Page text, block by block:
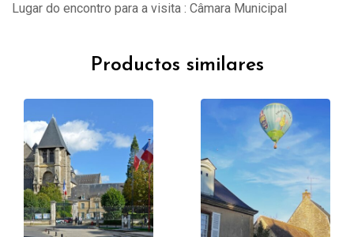
Lugar do encontro para a visita : Câmara Municipal
Productos similares